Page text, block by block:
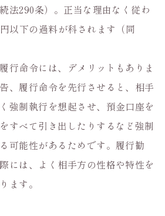
法290条）。正当な理由なく従わ
以下の過料が科されます（同
行命令には、デメリットもありま
、履行命令を先行させると、相手
強制執行を想起させ、預金口座を
すべて引き出したりするなど強制
可能性があるためです。履行勧
には、よく相手方の性格や特性を
ます。